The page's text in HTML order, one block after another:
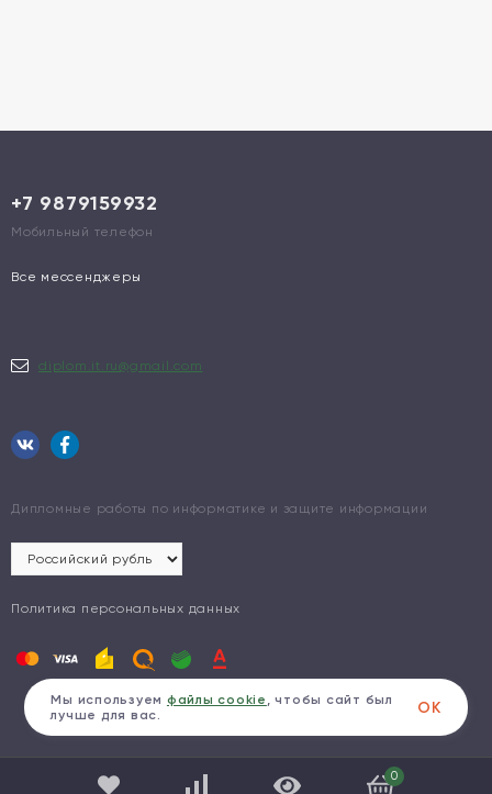
+7 9879159932
Мобильный телефон
Все мессенджеры
diplom.it.ru@gmail.com
Дипломные работы по информатике и защите информации
Политика персональных данных
0
Мы используем файлы cookie , чтобы сайт был
лучше для вас.
ОК